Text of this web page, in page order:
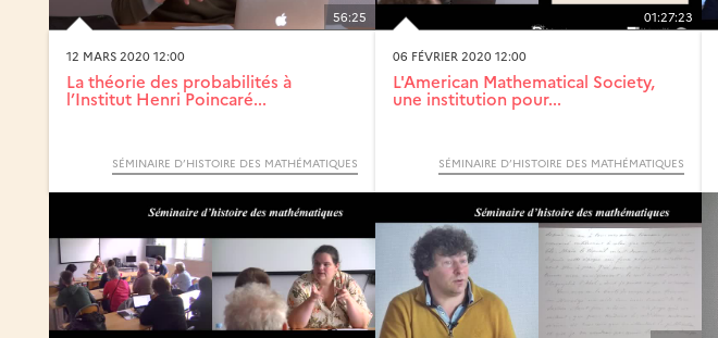
56:25
12 MARS 2020 12:00
La théorie des probabilités à
l’Institut Henri Poincaré...
SÉMINAIRE D’HISTOIRE DES MATHÉMATIQUES
01:27:23
06 FÉVRIER 2020 12:00
L'American Mathematical Society,
une institution pour...
SÉMINAIRE D’HISTOIRE DES MATHÉMATIQUES